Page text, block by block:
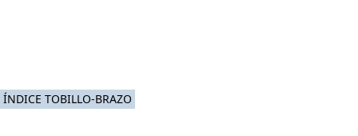
ÍNDICE TOBILLO-BRAZO